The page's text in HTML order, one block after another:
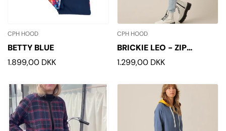
CPH HOOD
BETTY BLUE
Normalpris
1.899,00 DKK
CPH HOOD
BRICKIE LEO - ZIP
HOODIE
Normalpris
1.299,00 DKK